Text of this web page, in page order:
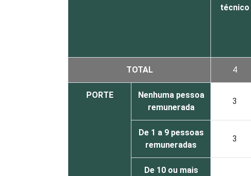
técnico
TOTAL 4
PORTE
Nenhuma pessoa
remunerada
3
De 1 a 9 pessoas
remuneradas
3
De 10 ou mais